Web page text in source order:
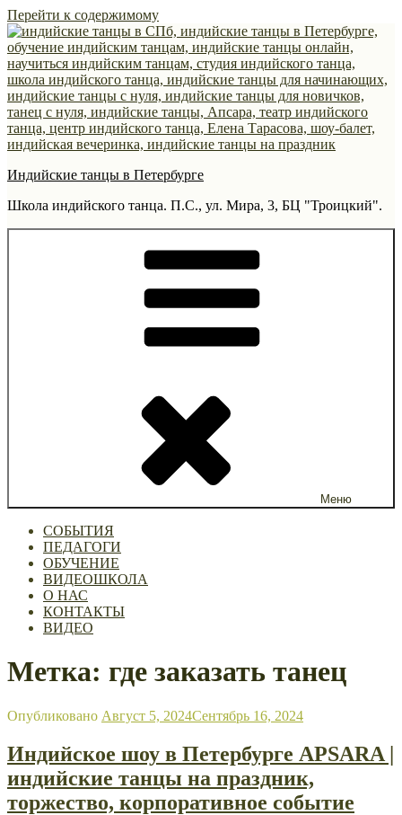
Перейти к содержимому
Индийские танцы в Петербурге
Школа индийского танца. П.С., ул. Мира, 3, БЦ "Троицкий".
Меню
СОБЫТИЯ
ПЕДАГОГИ
ОБУЧЕНИЕ
ВИДЕОШКОЛА
О НАС
КОНТАКТЫ
ВИДЕО
Метка: где заказать танец
Опубликовано Август 5, 2024Сентябрь 16, 2024
Индийское шоу в Петербурге APSARA |
индийские танцы на праздник,
торжество, корпоративное событие